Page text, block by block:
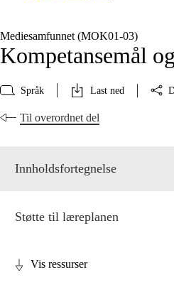
Mediesamfunnet (MOK01‑03)
Kompetansemål
Språk Last ned
Til overordnet del
Innholdsfortegnelse
Støtte til læreplanen
Vis ressurser